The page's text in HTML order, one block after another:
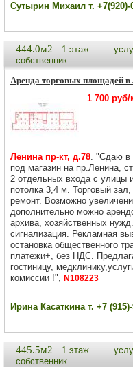
Сутырин Михаил т. +7(920)-
444.0м2 1 этаж
собственник
Аренда торговых площадей
1 700
Ленина пр-кт, д.78. "Сдаю в
под магазин на пр.Ленина,
2 отдельных входа с улицы
потолка 3,4 м. Торговый
ремонт. Возможно
дополнительно можно
архива, хозяйственных
сигнализация. Рекламная
остановка общественного
платежи+, без НДС.
гостиницу,
комиссии !", N108223
Ирина Касаткина т. +7
445.5м2 1 этаж
собственник